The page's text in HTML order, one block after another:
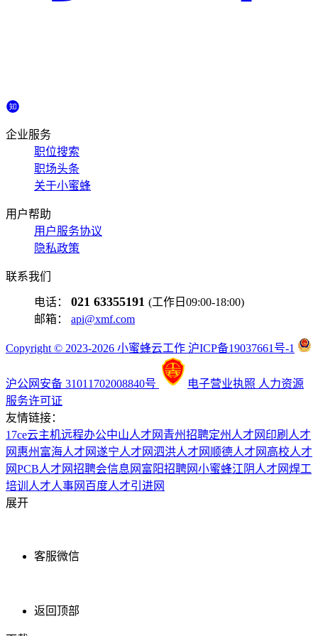
企业服务
职位搜索
职场头条
关于小蜜蜂
用户帮助
用户服务协议
隐私政策
联系我们
电话： 021 63355191 (工作日09:00-18:00)
邮箱： api@xmf.com
Copyright © 2023-2026 小蜜蜂云工作 沪ICP备19037661号-1
沪公网安备 31011702008840号 电子营业执照 人力资源
服务许可证
友情链接：
17ce云主机远程办公中山人才网 青州招聘定州人才网 印刷人才
网 惠州富海人才网遂宁人才网泗洪人才网 顺德人才网 高校人才
网PCB人才网招聘会信息网 富阳招聘网小蜜蜂江阴人才网焊工
培训 人才人事网 百度人才引进网
展开
客服微信
返回顶部